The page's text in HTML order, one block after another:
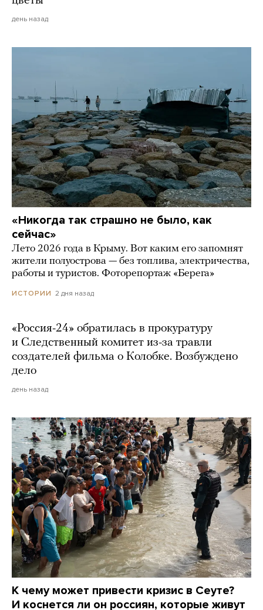
день назад
«Никогда так страшно не было, как
сейчас»
Лето 2026 года в Крыму. Вот каким его запомнят
жители полуострова — без топлива, электричества,
работы и туристов. Фоторепортаж «Берега»
ИСТОРИИ 2 дня назад
«Россия-24» обратилась в прокуратуру
и Следственный комитет из-за травли
создателей фильма о Колобке. Возбуждено
дело
день назад
К чему может привести кризис в Сеуте?
И коснется ли он россиян, которые живут